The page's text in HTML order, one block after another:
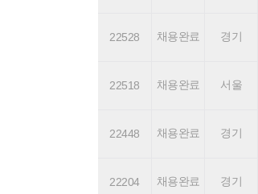
22528 채용완료 경기
22518 채용완료 서울
22448 채용완료 경기
22204 채용완료 경기